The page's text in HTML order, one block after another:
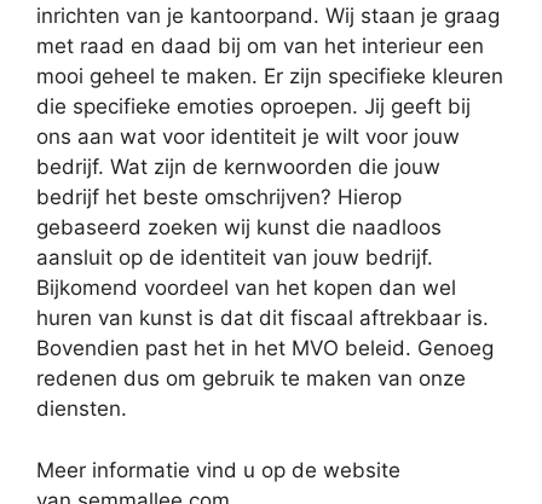
inrichten van je kantoorpand. Wij staan je graag
met raad en daad bij om van het interieur een
mooi geheel te maken. Er zijn specifieke kleuren
die specifieke emoties oproepen. Jij geeft bij
ons aan wat voor identiteit je wilt voor jouw
bedrijf. Wat zijn de kernwoorden die jouw
bedrijf het beste omschrijven? Hierop
gebaseerd zoeken wij kunst die naadloos
aansluit op de identiteit van jouw bedrijf.
Bijkomend voordeel van het kopen dan wel
huren van kunst is dat dit fiscaal aftrekbaar is.
Bovendien past het in het MVO beleid. Genoeg
redenen dus om gebruik te maken van onze
diensten.
Meer informatie vind u op de website